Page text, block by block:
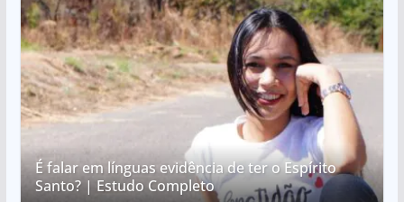
É falar em línguas evidência de ter o Espírito
Santo? | Estudo Completo